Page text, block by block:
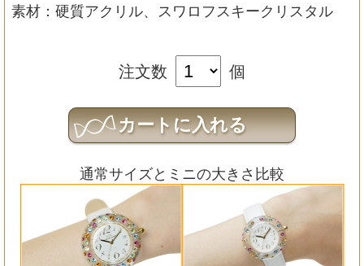
素材：硬質アクリル、スワロフスキークリスタル
注文数 個
通常サイズとミニの大きさ比較